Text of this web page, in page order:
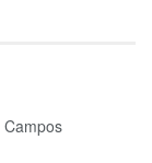
Campos